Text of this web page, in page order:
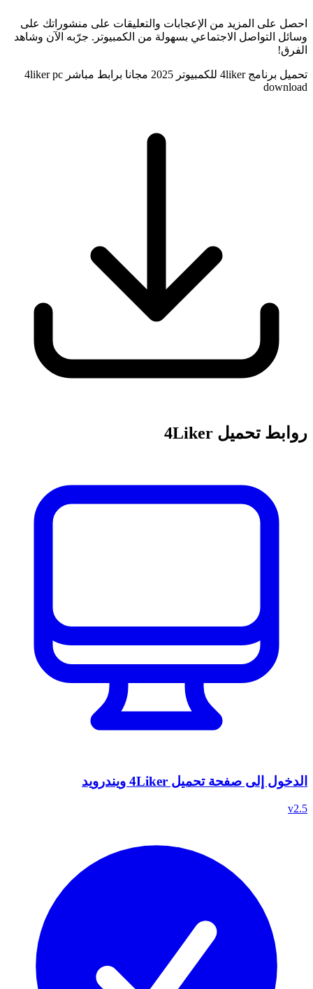
احصل على المزيد من الإعجابات والتعليقات على منشوراتك على
وسائل التواصل الاجتماعي بسهولة من الكمبيوتر. جرّبه الآن وشاهد
الفرق!
تحميل برنامج 4liker للكمبيوتر 2025 مجانا برابط مباشر 4liker pc
download
روابط تحميل 4Liker
الدخول إلى صفحة تحميل 4Liker ويندرويد
v2.5